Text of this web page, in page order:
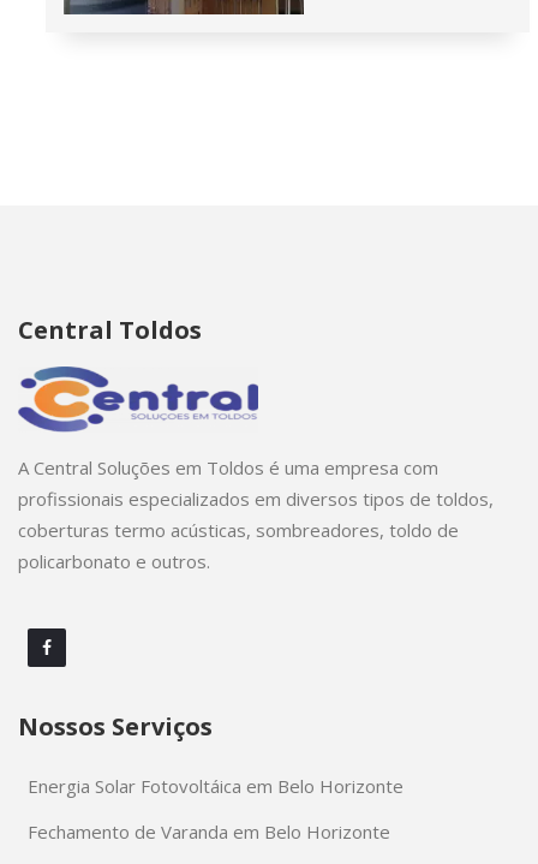
Central Toldos
Toldos.
Instalação
e
Manutenção
toldos
em
A Central Soluções em Toldos é uma empresa com
profissionais especializados em diversos tipos de toldos,
coberturas termo acústicas, sombreadores, toldo de
policarbonato e outros.
Nossos Serviços
Energia Solar Fotovoltáica em Belo Horizonte
Fechamento de Varanda em Belo Horizonte